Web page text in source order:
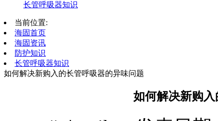
长管呼吸器知识
当前位置:
海固首页
海固资讯
防护知识
长管呼吸器知识
如何解决新购入的长管呼吸器的异味问题
如何解决新购